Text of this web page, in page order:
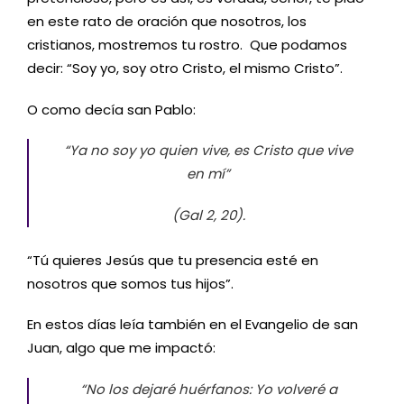
en este rato de oración que nosotros, los
cristianos, mostremos tu rostro. Que podamos
decir: “Soy yo, soy otro Cristo, el mismo Cristo”.
O como decía san Pablo:
“Ya no soy yo quien vive, es Cristo que vive
en mí”
(Gal 2, 20).
“Tú quieres Jesús que tu presencia esté en
nosotros que somos tus hijos”.
En estos días leía también en el Evangelio de san
Juan, algo que me impactó:
“No los dejaré huérfanos: Yo volveré a